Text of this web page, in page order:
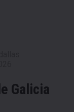
Galicia